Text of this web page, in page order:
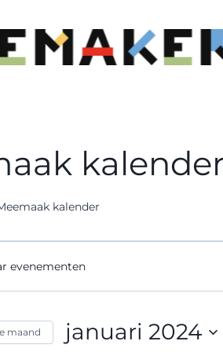
kalender
maand januari 2024